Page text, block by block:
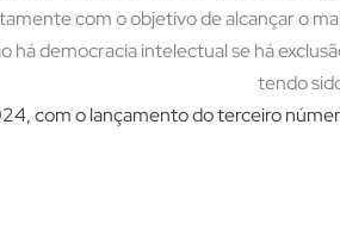
com o objetivo de alcançar o
há democracia intelectual se há
tendo
com o lançamento do terceiro